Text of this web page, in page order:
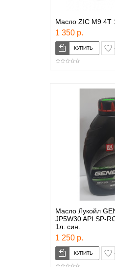
Масло ZIC M9 4T
1 350 р.
Масло Лукойл
JP5W30 API SP-
1л. син.
1 250 р.